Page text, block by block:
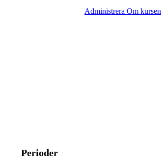
Administrera Om kursen
Perioder